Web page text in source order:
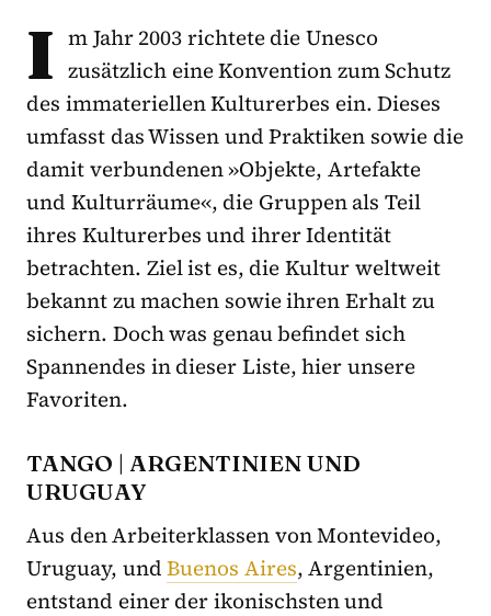
I m Jahr 2003 richtete die Unesco
zusätzlich eine Konvention zum Schutz
des immateriellen Kulturerbes ein. Dieses
umfasst das Wissen und Praktiken sowie die
damit verbundenen »Objekte, Artefakte
und Kulturräume«, die Gruppen als Teil
ihres Kulturerbes und ihrer Identität
betrachten. Ziel ist es, die Kultur weltweit
bekannt zu machen sowie ihren Erhalt zu
sichern. Doch was genau befindet sich
Spannendes in dieser Liste, hier unsere
Favoriten.
TANGO | ARGENTINIEN UND
URUGUAY
Aus den Arbeiterklassen von Montevideo,
Uruguay, undBuenos Aires, Argentinien,
entstand einer der ikonischsten und